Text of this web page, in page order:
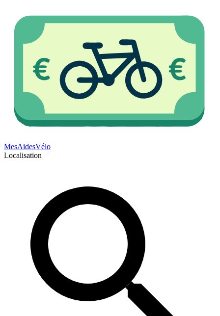
MesAidesVélo
Localisation